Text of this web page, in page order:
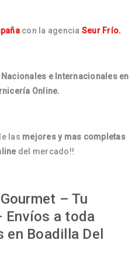
añacon la agencia Seur Frío.
e Internacionales en
Online.
las mejores y mas completas
del mercado!!
– Tu
Envíos a toda
en Boadilla Del